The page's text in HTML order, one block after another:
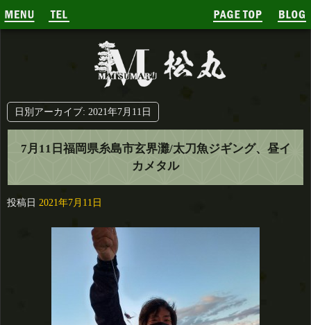
日別アーカイブ: 2021年7月11日
7月11日福岡県糸島市玄界灘/太刀魚ジギング、昼イ
カメタル
投稿日 2021年7月11日